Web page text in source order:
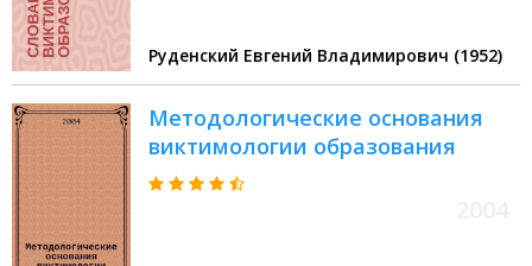
Руденский Евгений Владимирович (1952)
Методологические основания
виктимологии образования